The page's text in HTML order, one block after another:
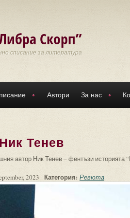
Скорп”
списание за литература
Автори За нас
Тенев
автор Ник Тенев – фентъзи историята
2023 Категория: Ревюта